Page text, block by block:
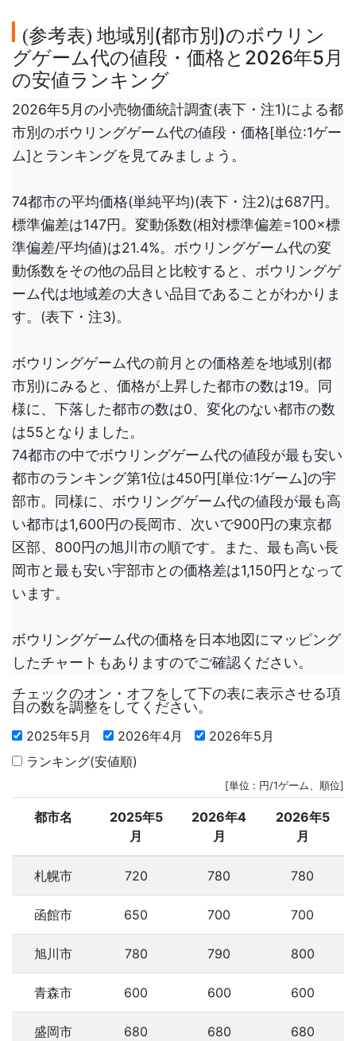
(参考表) 地域別(都市別)のボウリン
グゲーム代の値段・価格と2026年5月
の安値ランキング
2026年5月の小売物価統計調査(表下・注1)による都
市別のボウリングゲーム代の値段・価格[単位:1ゲー
ム]とランキングを見てみましょう。
74都市の平均価格(単純平均)(表下・注2)は687円。
標準偏差は147円。変動係数(相対標準偏差=100×標
準偏差/平均値)は21.4%。ボウリングゲーム代の変
動係数をその他の品目と比較すると、ボウリングゲ
ーム代は地域差の大きい品目であることがわかりま
す。(表下・注3)。
ボウリングゲーム代の前月との価格差を地域別(都
市別)にみると、価格が上昇した都市の数は19。同
様に、下落した都市の数は0、変化のない都市の数
は55となりました。
74都市の中でボウリングゲーム代の値段が最も安い
都市のランキング第1位は450円[単位:1ゲーム]の宇
部市。同様に、ボウリングゲーム代の値段が最も高
い都市は1,600円の長岡市、次いで900円の東京都
区部、800円の旭川市の順です。また、最も高い長
岡市と最も安い宇部市との価格差は1,150円となって
います。
ボウリングゲーム代の価格を日本地図にマッピング
したチャートもありますのでご確認ください。
チェックのオン・オフをして下の表に表示させる項
目の数を調整をしてください。
2025年5月 2026年4月
2026年5月
ランキング(安値順)
[単位 : 円/1ゲーム、順位]
都市名
2025年5
月
2026年4
月
2026年5
月
札幌市 720 780 780
函館市 650 700 700
旭川市 780 790 800
青森市 600 600 600
盛岡市 680 680 680